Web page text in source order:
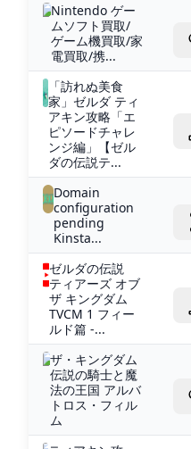
Nintendo ゲー
ムソフト買取/
ゲーム機買取/家
電買取/携...
「訪れぬ美食
家」ゼルダ ティ
アキン攻略「エ
ピソードチャレ
ンジ編」【ゼル
ダの伝説テ...
Domain
configuration
pending
Kinsta...
ゼルダの伝説
ティアーズ オブ
ザ キングダム
TVCM 1 フィー
ルド篇 -...
ザ・キングダム
伝説の騎士と魔
法の王国 アルバ
トロス・フィル
ム